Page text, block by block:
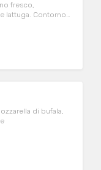
fresco,
lattuga. Contorno
di bufala,